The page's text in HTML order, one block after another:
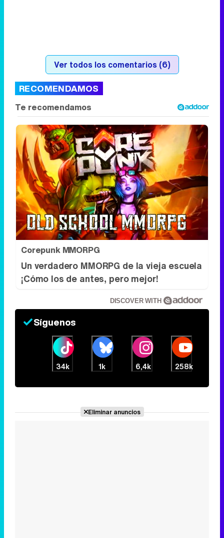
Corepunk MMORPG
Un verdadero MMORPG de la vieja escuela
¡Cómo los de antes, pero mejor!
DISCOVER WITH
Síguenos
6,4k 258k
Eliminar anuncios